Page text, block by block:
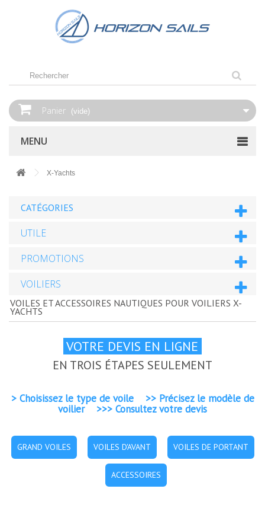
Panier (vide)
MENU
X-Yachts
CATÉGORIES
UTILE
PROMOTIONS
VOILIERS
VOILES ET ACCESSOIRES NAUTIQUES POUR VOILIERS X-
YACHTS
VOTRE DEVIS EN LIGNE
EN TROIS ÉTAPES SEULEMENT
> Choisissez le type de voile >> Précisez le modèle de
voilier >>> Consultez votre devis
GRAND VOILES VOILES D'AVANT VOILES DE PORTANT
ACCESSOIRES